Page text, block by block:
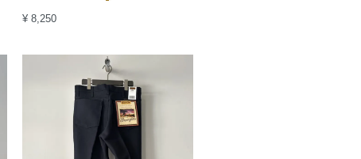
¥ 8,250